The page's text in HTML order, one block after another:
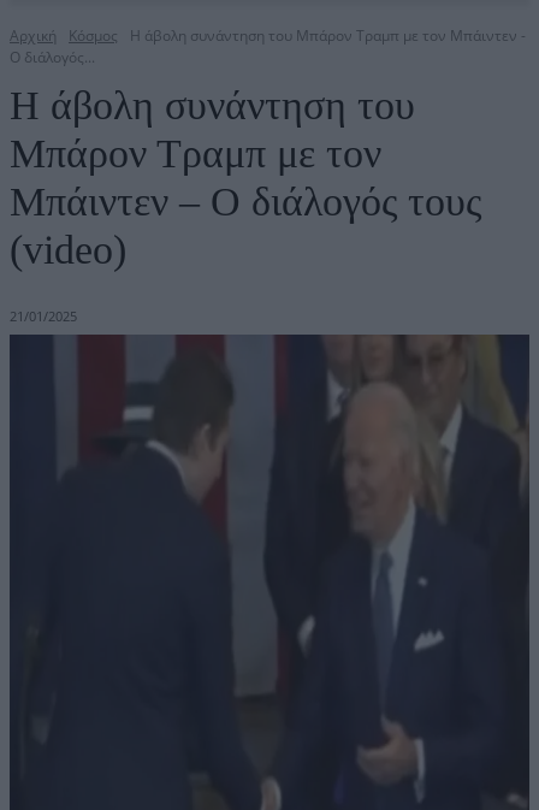
Αρχική Κόσμος
Η άβολη συνάντηση του Μπάρον Τραμπ με τον Μπάιντεν -
Ο διάλογός...
Η άβολη συνάντηση του
Μπάρον Τραμπ με τον
Μπάιντεν – Ο διάλογός τους
(video)
21/01/2025